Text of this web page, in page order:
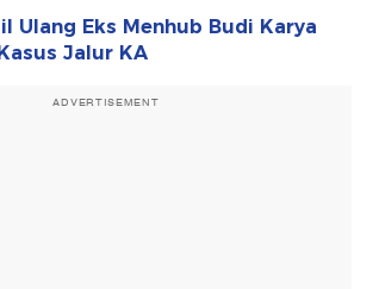
Ulang Eks Menhub Budi Karya
Jalur KA
ADVERTISEMENT